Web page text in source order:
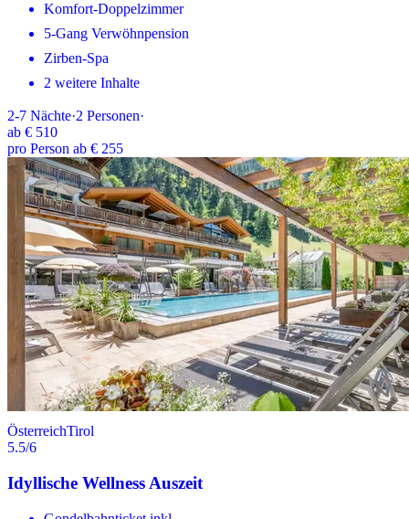
Komfort-Doppelzimmer
5-Gang Verwöhnpension
Zirben-Spa
2 weitere Inhalte
2-7 Nächte·2 Personen·
ab € 510
pro Person ab € 255
ÖsterreichTirol
5.5/6
Idyllische Wellness Auszeit